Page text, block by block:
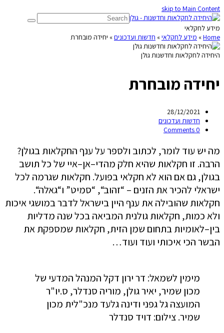
skip to Main Content
מידע לחקלאי
Home
» מידע לחקלאי» חדשות ועדכונים» יחידה מובחרת
היחידה לחקלאות וחדשנות גולן
יחידה מובחרת
28/12/2021
חדשות ועדכונים
0 Comments
מה יש עוד לומר, לכתוב ולספר על ענף החקלאות בגולן?
הרבה. זו חקלאות שהיא חלק מהדי–אן–איי של כל תושב
בגולן, גם אם הוא לא חקלאי בפועל. חקלאות שגרמה לכל
ישראלי להכיר את הזנים – “זהוב“, “סמיט” ו“גאלה“.
חקלאות שהובילה את ענף היין בישראל לדבר במושגי איכות
ולא כמות, חקלאות גולנית המביאה בכל שנה מדליות
בין–לאומיות בתחום שמן הזית, חקלאות שמספקת את
הבשר הכי איכותי ועוד ועוד…
מימין לשמאל: דר ירון דקל המנהל המדעי של
מכון שמיר, יאיר גולן, מוריה סנדלר, ס.יו"ר
המועצה גל גפני ודינה גלעד מנכ"לית מכון
שמיר. צילום: דויד סנדלר